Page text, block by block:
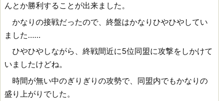
んとか勝利することが出来ました。
かなりの接戦だったので、終盤はかなりひやひやしてい
ました……
ひやひやしながら、終戦間近に5位同盟に攻撃をしかけて
いましたけどね。
時間が無い中のぎりぎりの攻勢で、同盟内でもかなりの
盛り上がりでした。